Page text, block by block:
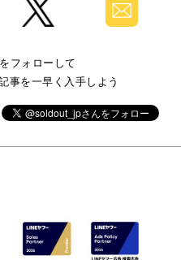
フォローして
事を一早く入手しよう